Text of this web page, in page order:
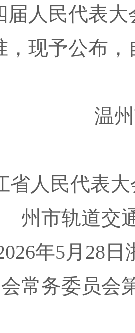
届人民代表
，现予公布，
温
省人民代表
州市轨道交
2026年5月28
会常务委员会